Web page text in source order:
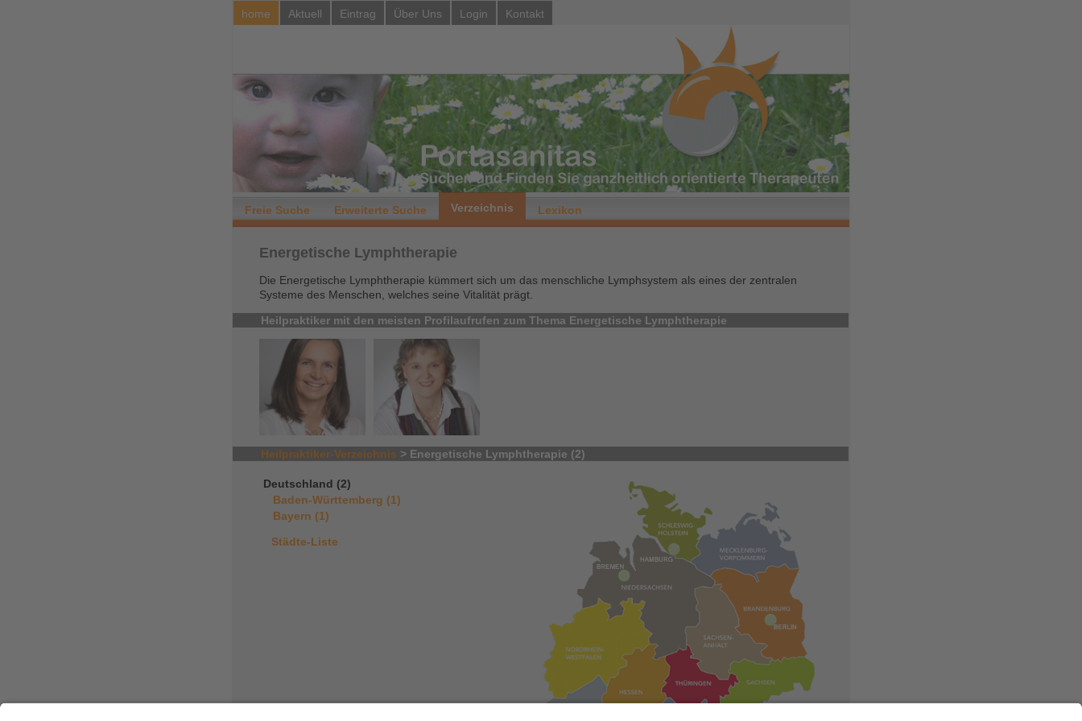
home Aktuell Eintrag Über Uns Login Kontakt
Freie Suche Erweiterte Suche Verzeichnis Lexikon
Energetische Lymphtherapie
Die Energetische Lymphtherapie kümmert sich um das menschliche Lymphsystem als eines der zentralen
Systeme des Menschen, welches seine Vitalität prägt.
Heilpraktiker mit den meisten Profilaufrufen zum Thema Energetische Lymphtherapie
Heilpraktiker-Verzeichnis > Energetische Lymphtherapie (2)
Deutschland (2)
Baden-Württemberg (1)
Bayern (1)
Städte-Liste